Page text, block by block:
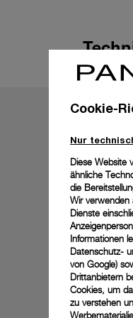
Cookie-
Nur
Diese Website
ähnliche
die
Wir verwenden
Dienste
Informationen
Datenschutz-
von Google)
Drittanbietern
Cookies, um
zu verstehen